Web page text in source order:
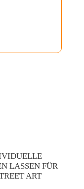
LASSEN FÜR
ART